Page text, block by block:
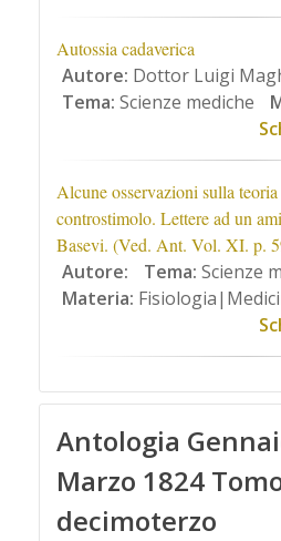
Autossia cadaverica
Autore: Dottor Luigi
Tema: Scienze mediche
Alcune osservazioni sulla
controstimolo. Lettere ad un
Basevi. (Ved. Ant. Vol. XI. p.
Autore: Tema: Scienze
Materia:
Antologia
Marzo 1824
decimoterzo